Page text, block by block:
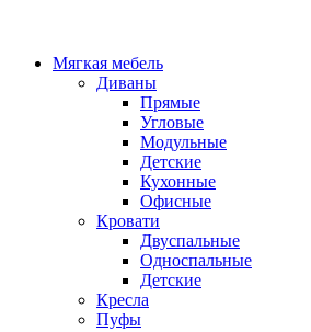
Мягкая мебель
Диваны
Прямые
Угловые
Модульные
Детские
Кухонные
Офисные
Кровати
Двуспальные
Односпальные
Детские
Кресла
Пуфы